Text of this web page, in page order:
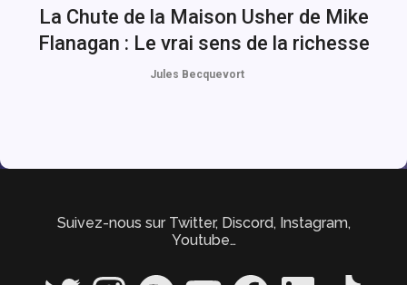
La Chute de la Maison Usher de Mike
Flanagan : Le vrai sens de la richesse
Jules Becquevort
Suivez-nous sur Twitter, Discord, Instagram,
Youtube…
Twitter InstagramSpotify YouTube FacebookLinkedIn TikTok